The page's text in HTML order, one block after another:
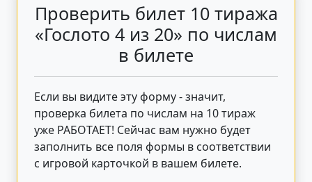
Проверить билет 10 тиража
«Гослото 4 из 20» по числам
в билете
Если вы видите эту форму - значит,
проверка билета по числам на 10 тираж
уже РАБОТАЕТ! Сейчас вам нужно будет
заполнить все поля формы в соответствии
с игровой карточкой в вашем билете.